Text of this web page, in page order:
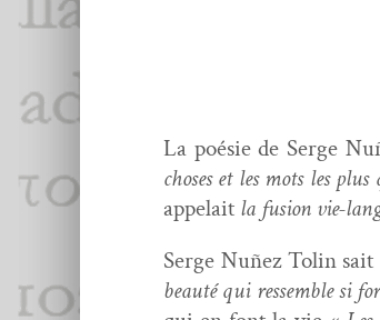
La poésie de Serge
choses et les mots les plus
appelait la fusion vie-
Serge Nuñez Tolin
beauté qui ressem­ble si